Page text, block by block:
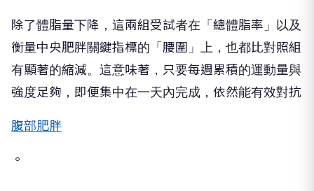
除了體脂量下降，這兩組受試者在「總體脂率」以及
衡量中央肥胖關鍵指標的「腰圍」上，也都比對照組
有顯著的縮減。這意味著，只要每週累積的運動量與
強度足夠，即便集中在一天內完成，依然能有效對抗
腹部肥胖
。